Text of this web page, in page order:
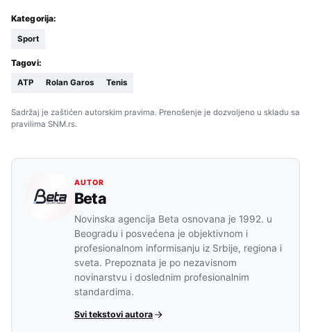
Kategorija:
Sport
Tagovi:
ATP Rolan Garos Tenis
Sadržaj je zaštićen autorskim pravima. Prenošenje je dozvoljeno u skladu sa
pravilima SNM.rs.
AUTOR
Beta
Novinska agencija Beta osnovana je 1992. u
Beogradu i posvećena je objektivnom i
profesionalnom informisanju iz Srbije, regiona i
sveta. Prepoznata je po nezavisnom
novinarstvu i doslednim profesionalnim
standardima.
Svi tekstovi autora